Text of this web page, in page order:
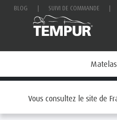
BLOG SUIVI DE COMMANDE
Matelas
Vous consultez le site de